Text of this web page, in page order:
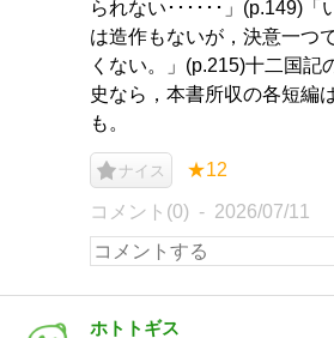
られない･･････」(p.149)「
は造作もないが，決意一つ
くない。」(p.215)十二国記
史なら，本書所収の各短編
も。
ナイス ★12
コメント(0) 2026/07/11
ホトトギス